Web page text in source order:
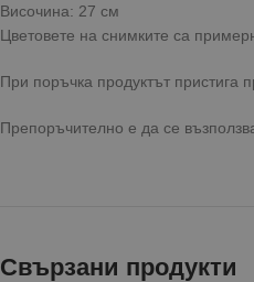
Височина: 27 см
Цветовете на снимките са
При поръчка продуктът пристига
Препоръчително е да се
Свързани продукти